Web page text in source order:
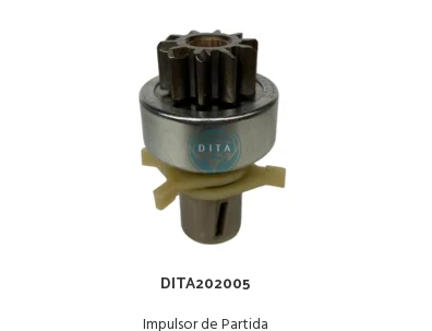
DITA202005
Impulsor de Partida